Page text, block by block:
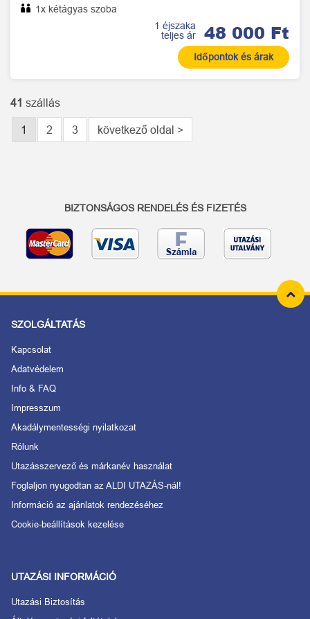
1x kétágyas szoba
1 éjszaka
teljes ár
48 000 Ft
Időpontok és árak
41 szállás
1 2 3 következő oldal >
BIZTONSÁGOS RENDELÉS ÉS FIZETÉS
SZOLGÁLTATÁS
Kapcsolat
Adatvédelem
Info & FAQ
Impresszum
Akadálymentességi nyilatkozat
Rólunk
Utazásszervező és márkanév használat
Foglaljon nyugodtan az ALDI UTAZÁS-nál!
Információ az ajánlatok rendezéséhez
Cookie-beállítások kezelése
UTAZÁSI INFORMÁCIÓ
Utazási Biztosítás